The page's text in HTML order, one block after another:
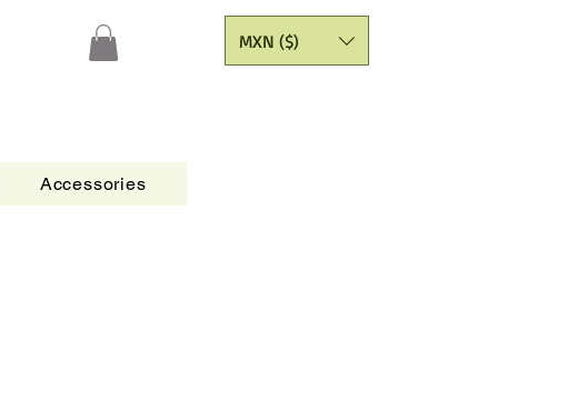
MXN ($)
Accessories